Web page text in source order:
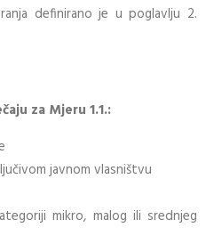
definirano je u poglavlju 2.
za Mjeru 1.1.:
javnom vlasništvu
mikro, malog ili srednjeg